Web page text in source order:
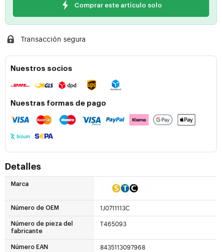
Comprar este artículo solo
Transacción segura
Nuestros socios
Nuestras formas de pago
Detalles
Marca
Número de OEM 1J0711113C
Número de pieza del
fabricante
T465093
Número EAN 8435113097968